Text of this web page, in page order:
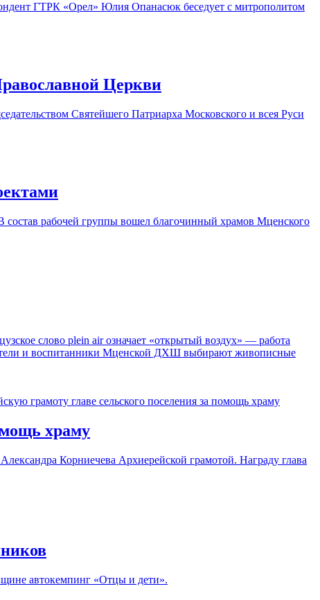
ГТРК «Орел» Юлия Опанасюк беседует с митрополитом
Церкви
Святейшего Патриарха Московского и всея Руси
состав рабочей группы вошел благочинный храмов Мценского
слово plein air означает «открытый воздух» — работа
и воспитанники Мценской ДХШ выбирают живописные
храму
Корниечева Архиерейской грамотой. Награду глава
автокемпинг «Отцы и дети».